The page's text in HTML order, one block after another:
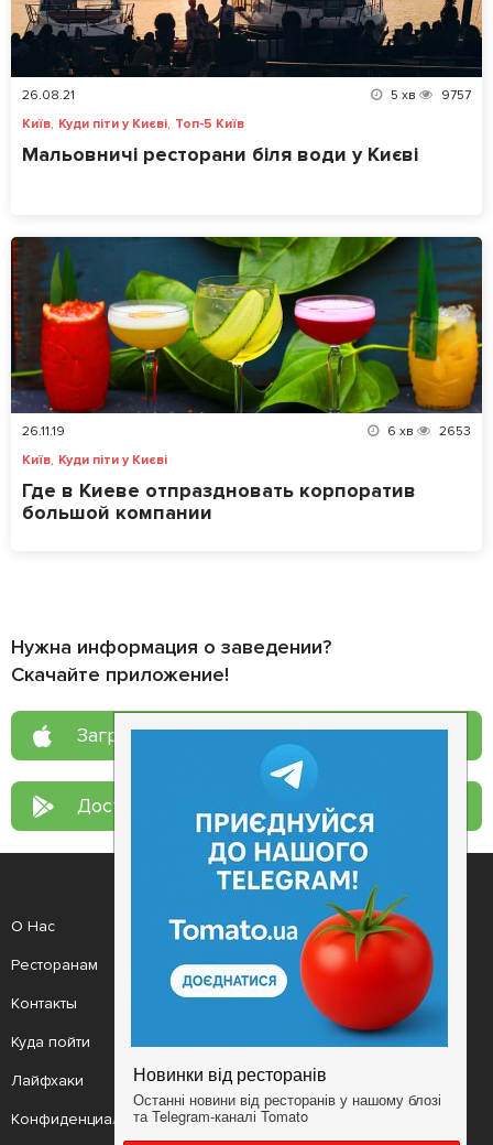
26.08.21 5 хв
9757
Київ, Куди піти у Києві, Топ-5 Київ
Мальовничі ресторани біля води у Києві
26.11.19 6 хв
2653
Київ, Куди піти у Києві
Где в Киеве отпраздновать корпоратив
большой компании
Нужна информация о заведении?
Скачайте приложение!
Загрузите в App Store
Доступно в Google Play
О Нас
Ресторанам
Контакты
Куда пойти
Лайфхаки
Конфиденциальность
Рецепт дня
Новости
Анонсы
Мобильное приложение
Условия